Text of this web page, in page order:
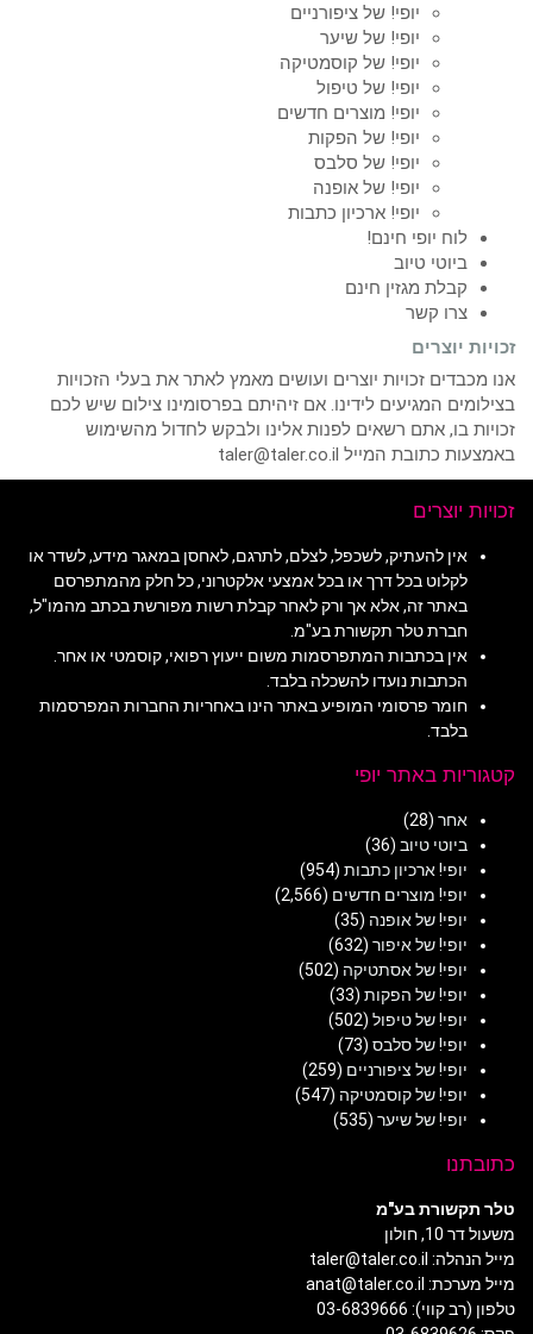
יופי! של ציפורניים
יופי! של שיער
יופי! של קוסמטיקה
יופי! של טיפול
יופי! מוצרים חדשים
יופי! של הפקות
יופי! של סלבס
יופי! של אופנה
יופי! ארכיון כתבות
לוח יופי חינם!
ביוטי טיוב
קבלת מגזין חינם
צרו קשר
זכויות יוצרים
אנו מכבדים זכויות יוצרים ועושים מאמץ לאתר את בעלי הזכויות
בצילומים המגיעים לידינו. אם זיהיתם בפרסומינו צילום שיש לכם
זכויות בו, אתם רשאים לפנות אלינו ולבקש לחדול מהשימוש
באמצעות כתובת המייל taler@taler.co.il
זכויות יוצרים
אין להעתיק, לשכפל, לצלם, לתרגם, לאחסן במאגר מידע, לשדר או
לקלוט בכל דרך או בכל אמצעי אלקטרוני, כל חלק מהמתפרסם
באתר זה, אלא אך ורק לאחר קבלת רשות מפורשת בכתב מהמו"ל,
חברת טלר תקשורת בע"מ.
אין בכתבות המתפרסמות משום ייעוץ רפואי, קוסמטי או אחר.
הכתבות נועדו להשכלה בלבד.
חומר פרסומי המופיע באתר הינו באחריות החברות המפרסמות
בלבד.
קטגוריות באתר יופי
אחר (28)
ביוטי טיוב (36)
יופי! ארכיון כתבות (954)
יופי! מוצרים חדשים (2,566)
יופי! של אופנה (35)
יופי! של איפור (632)
יופי! של אסתטיקה (502)
יופי! של הפקות (33)
יופי! של טיפול (502)
יופי! של סלבס (73)
יופי! של ציפורניים (259)
יופי! של קוסמטיקה (547)
יופי! של שיער (535)
כתובתנו
טלר תקשורת בע"מ
משעול דר 10, חולון
מייל הנהלה: taler@taler.co.il
מייל מערכת: anat@taler.co.il
טלפון (רב קווי): 03-6839666